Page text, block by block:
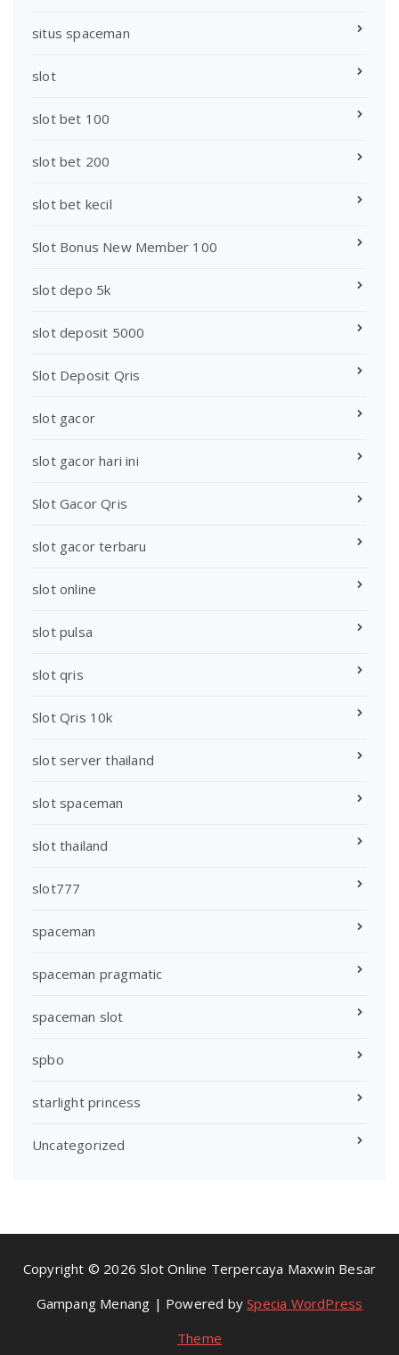
situs spaceman
slot
slot bet 100
slot bet 200
slot bet kecil
Slot Bonus New Member 100
slot depo 5k
slot deposit 5000
Slot Deposit Qris
slot gacor
slot gacor hari ini
Slot Gacor Qris
slot gacor terbaru
slot online
slot pulsa
slot qris
Slot Qris 10k
slot server thailand
slot spaceman
slot thailand
slot777
spaceman
spaceman pragmatic
spaceman slot
spbo
starlight princess
Uncategorized
Copyright © 2026 Slot Online Terpercaya Maxwin Besar
Gampang Menang | Powered bySpecia WordPress
Theme